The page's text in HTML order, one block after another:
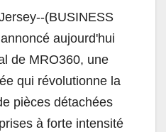
(BUSINESS
aujourd'hui
de MRO360, une
qui révolutionne la
pièces détachées
à forte intensité